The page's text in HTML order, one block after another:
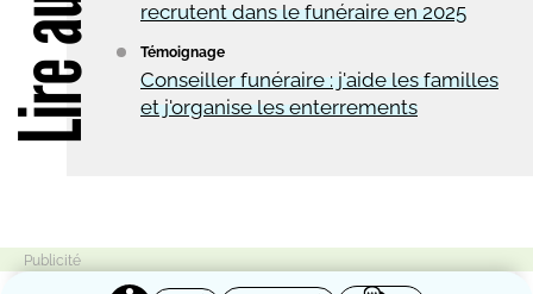
recrutent dans le funéraire en 2025
Témoignage
Conseiller funéraire : j'aide les familles
et j'organise les enterrements